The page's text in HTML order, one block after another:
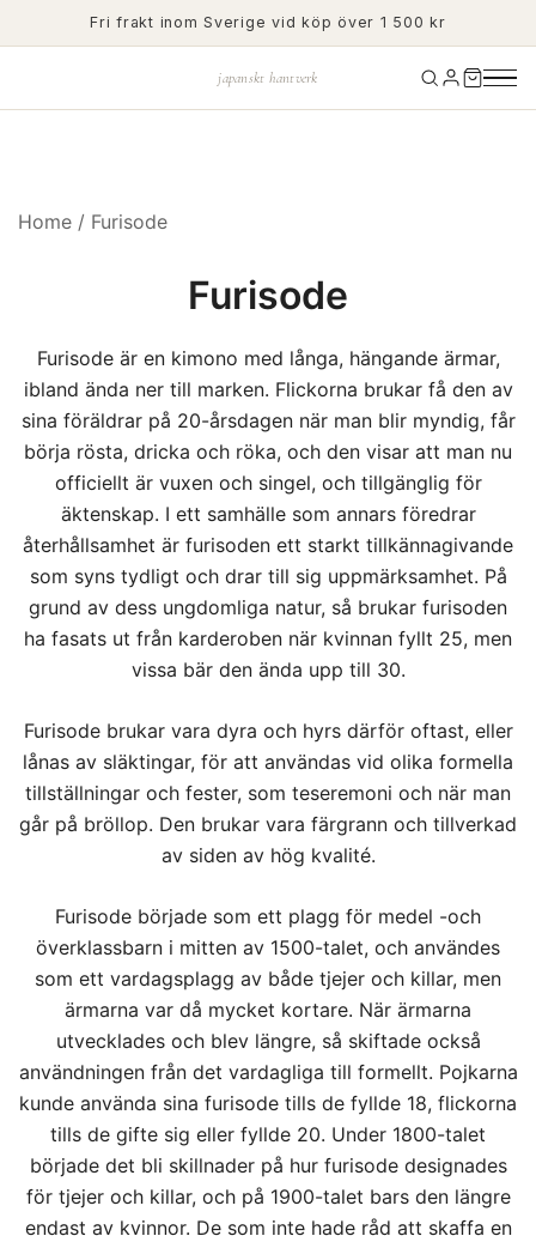
to
Fri frakt inom Sverige vid köp över 1 500 kr
japanskt hantverk
Home / Furisode
Furisode
Furisode är en kimono med långa, hängande ärmar,
ibland ända ner till marken. Flickorna brukar få den av
sina föräldrar på 20-årsdagen när man blir myndig, får
börja rösta, dricka och röka, och den visar att man nu
officiellt är vuxen och singel, och tillgänglig för
äktenskap. I ett samhälle som annars föredrar
återhållsamhet är furisoden ett starkt tillkännagivande
som syns tydligt och drar till sig uppmärksamhet. På
grund av dess ungdomliga natur, så brukar furisoden
ha fasats ut från karderoben när kvinnan fyllt 25, men
vissa bär den ända upp till 30.
Furisode brukar vara dyra och hyrs därför oftast, eller
lånas av släktingar, för att användas vid olika formella
tillställningar och fester, som teseremoni och när man
går på bröllop. Den brukar vara färgrann och tillverkad
av siden av hög kvalité.
Furisode började som ett plagg för medel -och
överklassbarn i mitten av 1500-talet, och användes
som ett vardagsplagg av både tjejer och killar, men
ärmarna var då mycket kortare. När ärmarna
utvecklades och blev längre, så skiftade också
användningen från det vardagliga till formellt. Pojkarna
kunde använda sina furisode tills de fyllde 18, flickorna
tills de gifte sig eller fyllde 20. Under 1800-talet
började det bli skillnader på hur furisode designades
för tjejer och killar, och på 1900-talet bars den längre
endast av kvinnor. De som inte hade råd att skaffa en